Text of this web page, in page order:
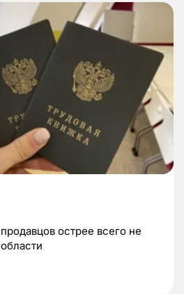
острее всего не